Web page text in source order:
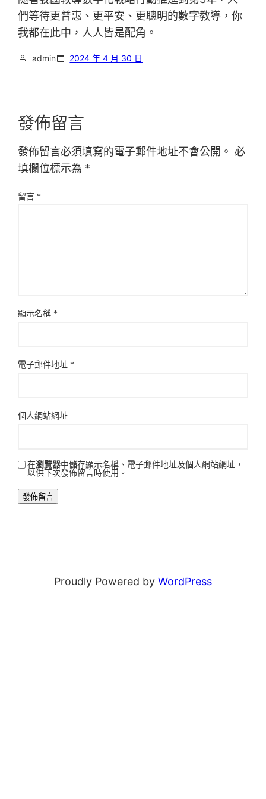
們等待更普惠、更平安、更聰明的數字教導，你
我都在此中，人人皆是配角。
admin 2024 年 4 月 30 日
發佈留言
發佈留言必須填寫的電子郵件地址不會公開。 必
填欄位標示為 *
留言 *
顯示名稱 *
電子郵件地址 *
個人網站網址
在瀏覽器中儲存顯示名稱、電子郵件地址及個人網站網址，
以供下次發佈留言時使用。
Proudly Powered by WordPress